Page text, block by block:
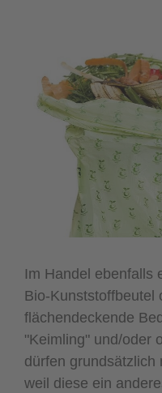
Im Handel ebenfalls
Bio-Kunststoffbeutel
flächendeckende
"Keimling" und/oder
dürfen grundsätzlich
weil diese ein